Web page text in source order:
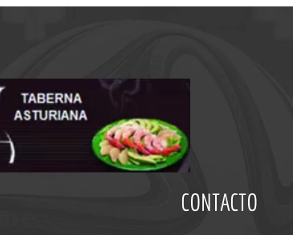
CONTACTO